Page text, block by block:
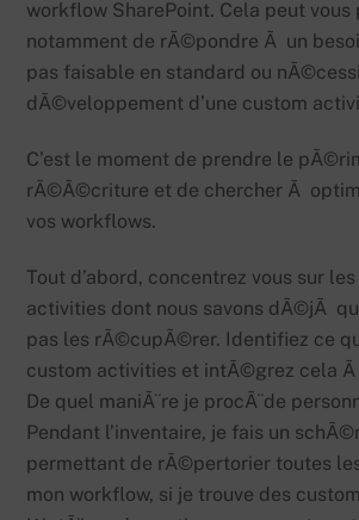
workflow SharePoint. Cela peut vous
notamment de rÃ©pondre Ã un
pas faisable en standard ou
dÃ©veloppement d’une custom
C’est le moment de prendre le
rÃ©Ã©criture et de chercher Ã
vos workflows.
Tout d’abord, concentrez vous sur
activities dont nous savons dÃ©jÃ
pas les rÃ©cupÃ©rer. Identifiez ce
custom activities et intÃ©grez cela
De quel maniÃ¨re je procÃ¨de
Pendant l’inventaire, je fais un
permettant de rÃ©pertorier toutes
mon workflow, si je trouve des